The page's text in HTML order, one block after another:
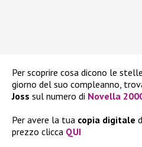
Per scoprire cosa dicono le
giorno del suo compleanno,
Joss sul numero di Novella
Per avere la tua copia digitale
prezzo clicca QUI